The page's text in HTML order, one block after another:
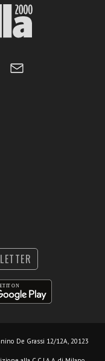
De Grassi 12/12A, 20123